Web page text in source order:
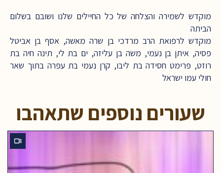
מוקדש לשמירה והצלחה של כל החיילים שלנו ושובם בשלום
הביתה
מוקדש לרפואת הרב מרדכי בן שרה מאשה, אסף בן אביטל
פסיה, איתן בן נעמי, משה בן עליזה, ים בת לי, תינה חיה בת
רוזט, פרימט חסידה בת ליבו, קרן נעמי בת עפרה בתוך שאר
חולי עמו ישראל
שעורים נוספים שתאהבו